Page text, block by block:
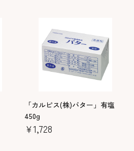
「カルピス(株)バター」有塩
450g
￥1,728